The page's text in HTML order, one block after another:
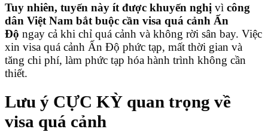
Tuy nhiên, tuyến này ít được khuyến nghị vì công
dân Việt Nam bắt buộc cần visa quá cảnh Ấn
Độ ngay cả khi chỉ quá cảnh và không rời sân bay. Việc
xin visa quá cảnh Ấn Độ phức tạp, mất thời gian và
tăng chi phí, làm phức tạp hóa hành trình không cần
thiết.
Lưu ý CỰC KỲ quan trọng về
visa quá cảnh